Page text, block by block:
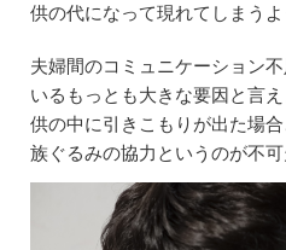
供の代になって現れてしまうよ
夫婦間のコミュニケーション
いるもっとも大きな要因と言
供の中に引きこもりが出た場
族ぐるみの協力というのが不可